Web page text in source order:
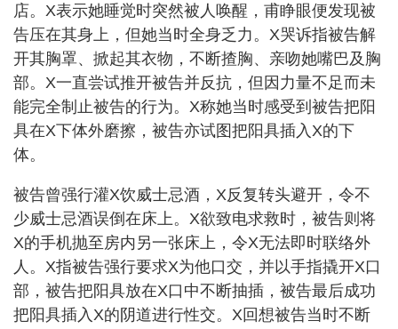
店。X表示她睡觉时突然被人唤醒，甫睁眼便发现被
告压在其身上，但她当时全身乏力。X哭诉指被告解
开其胸罩、掀起其衣物，不断揸胸、亲吻她嘴巴及胸
部。X一直尝试推开被告并反抗，但因力量不足而未
能完全制止被告的行为。X称她当时感受到被告把阳
具在X下体外磨擦，被告亦试图把阳具插入X的下
体。
被告曾强行灌X饮威士忌酒，X反复转头避开，令不
少威士忌酒误倒在床上。X欲致电求救时，被告则将
X的手机抛至房内另一张床上，令X无法即时联络外
人。X指被告强行要求X为他口交，并以手指撬开X口
部，被告把阳具放在X口中不断抽插，被告最后成功
把阳具插入X的阴道进行性交。X回想被告当时不断